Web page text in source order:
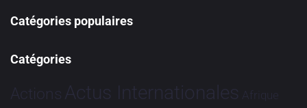
Catégories populaires
Catégories
Actions Actus Internationales Afrique